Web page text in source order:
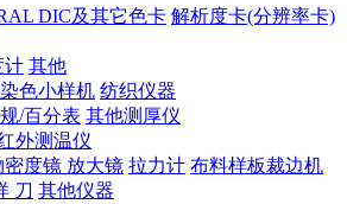
DIC及其它色卡 解析度卡(分辨率卡)
计 其他
色小样机 纺织仪器
/百分表 其他测厚仪
外测温仪
密度镜 放大镜 拉力计 布料样板裁边机
刀 其他仪器